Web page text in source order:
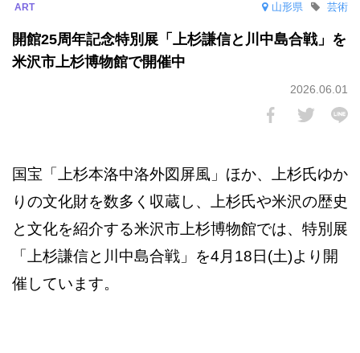
山形県 芸術
開館25周年記念特別展「上杉謙信と川中島合戦」を
米沢市上杉博物館で開催中
2026.06.01
国宝「上杉本洛中洛外図屏風」ほか、上杉氏ゆか
りの文化財を数多く収蔵し、上杉氏や米沢の歴史
と文化を紹介する米沢市上杉博物館では、特別展
「上杉謙信と川中島合戦」を4月18日(土)より開
催しています。